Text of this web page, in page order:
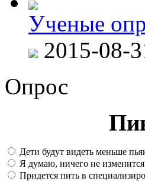
Ученые
2015-08-
Опрос
Дети будут видеть меньше
Я думаю, ничего не изменится
Придется пить в